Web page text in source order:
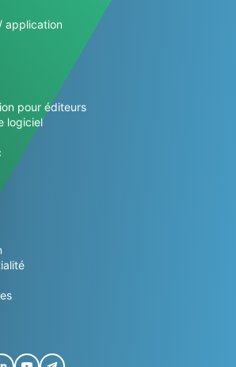
application
pour éditeurs
logiciel